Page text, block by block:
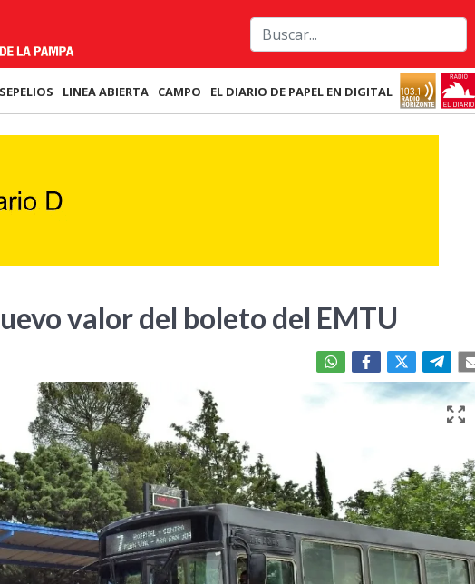
SEPELIOS LINEA ABIERTA CAMPO EL DIARIO DE PAPEL EN DIGITAL
valor del boleto del EMTU